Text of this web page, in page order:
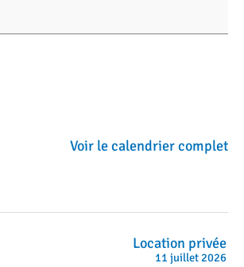
Voir le calendrier complet
Location privée
11 juillet 2026